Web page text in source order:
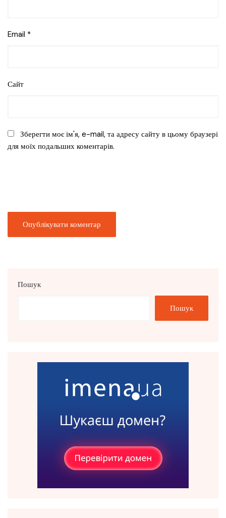
Email *
Сайт
Зберегти моє ім'я, e-mail, та адресу сайту в цьому браузері
для моїх подальших коментарів.
Пошук
Пошук